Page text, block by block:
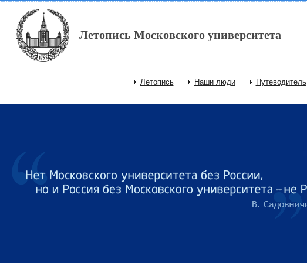
Перейти к основному содержанию
Летопись Московского университета
Главное меню
Летопись Наши люди Путеводитель